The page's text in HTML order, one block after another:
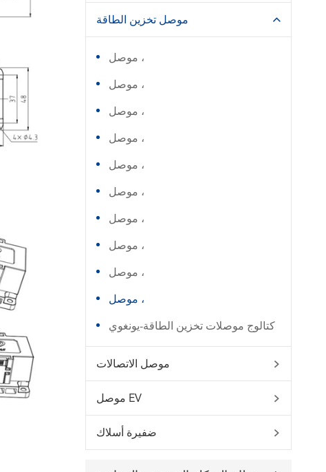
موصل تخزين الطاقة 
موصل ،
موصل ،
موصل ،
موصل ،
موصل ،
موصل ،
موصل ،
موصل ،
موصل ،
موصل ،
كتالوج موصلات تخزين الطاقة-يونغوي
موصل الاتصالات 
موصل EV 
ضفيرة أسلاك 